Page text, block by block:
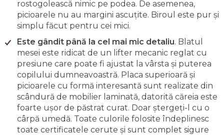
rostogolească nimic pe podea. De asemenea,
picioarele nu au margini ascuțite. Biroul este pur și
simplu făcut pentru cei mici.
Este gândit până la cel mai mic detaliu. Blatul
mesei este ridicat de un lifter mecanic reglat cu
presiune care poate fi ajustat la vârsta și puterea
copilului dumneavoastră. Placa superioară și
picioarele cu formă interesantă sunt realizate din
scândură de mobilier laminată, datorită căreia este
foarte ușor de păstrat curat. Doar ștergeți-l cu o
cârpă umedă. Toate culorile folosite îndeplinesc
toate certificatele cerute și sunt complet sigure